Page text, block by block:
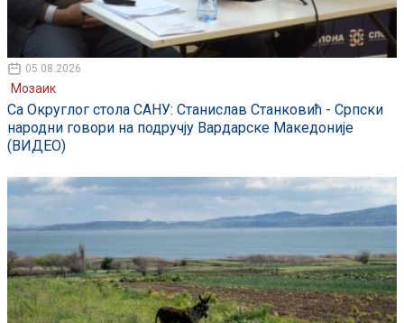
05.08.2026
Мозаик
Са Округлог стола САНУ: Станислав Станковић - Српски
народни говори на подручју Вардарске Македоније
(ВИДЕО)